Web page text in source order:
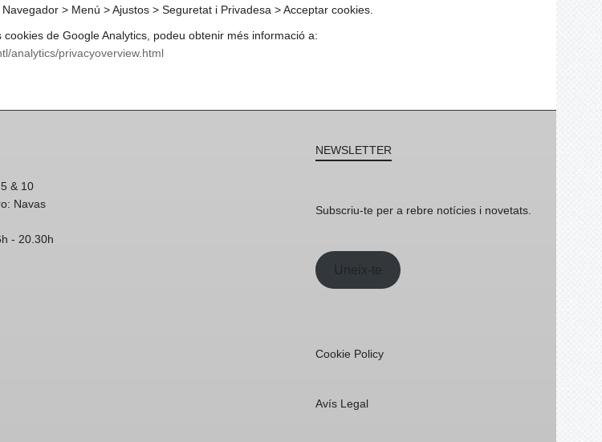
Navegador > Menú > Ajustos > Seguretat i Privadesa > Acceptar cookies.
cookies de Google Analytics, podeu obtenir més informació a:
analytics/privacyoverview.html
& 10
Navas
- 20.30h
NEWSLETTER
Subscriu-te per a rebre notícies i novetats.
Uneix-te
Cookie Policy
Avís Legal